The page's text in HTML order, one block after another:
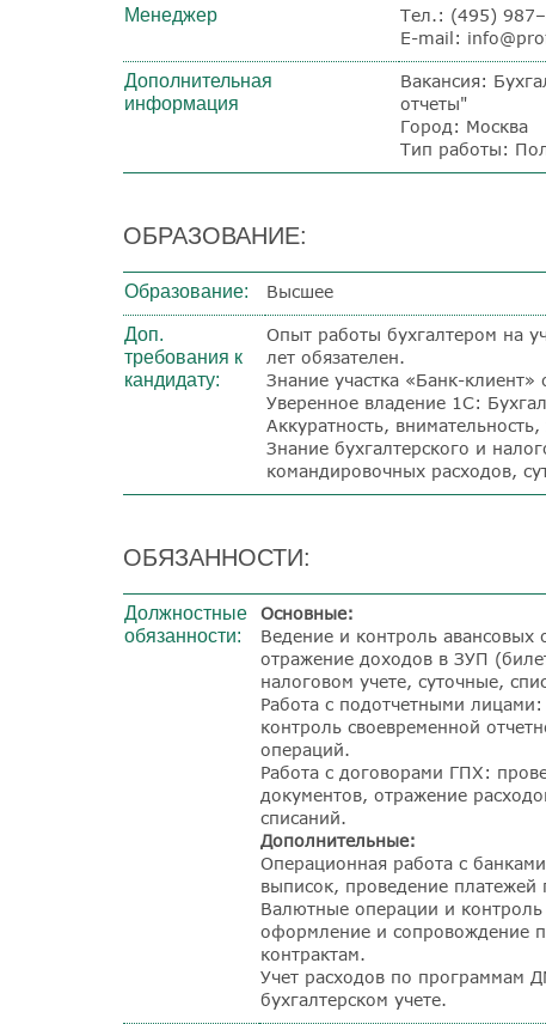
Менеджер
Тел.: (495)
E-mail:
Дополнительная
информация
Вакансия:
отчеты"
Город: Москва
Тип работы:
ОБРАЗОВАНИЕ:
Образование: Высшее
Доп.
требования к
кандидату:
Опыт работы бухгалтером на
лет обязателен.
Знание участка «Банк-клиент»
Уверенное владение 1С:
Аккуратность,
Знание бухгалтерского и
командировочных расходов,
ОБЯЗАННОСТИ:
Должностные
обязанности:
Основные:
Ведение и контроль авансовых
отражение доходов в ЗУП
налоговом учете, суточные,
Работа с подотчетными
контроль своевременной
операций.
Работа с договорами ГПХ:
документов, отражение
списаний.
Дополнительные:
Операционная работа с
выписок, проведение платежей
Валютные операции и
оформление и сопровождение
контрактам.
Учет расходов по программам
бухгалтерском учете.